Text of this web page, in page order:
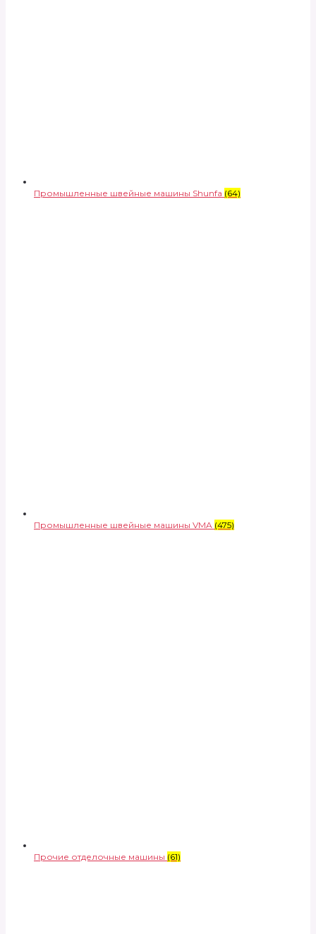
Промышленные швейные машины Shunfa (64)
Промышленные швейные машины VMA (475)
Прочие отделочные машины (61)